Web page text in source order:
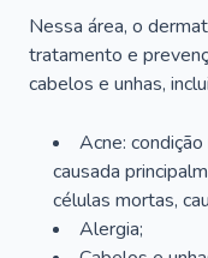
Nessa área, o
tratamento e
cabelos e unhas,
Acne:
causada
células mortas,
Alergia;